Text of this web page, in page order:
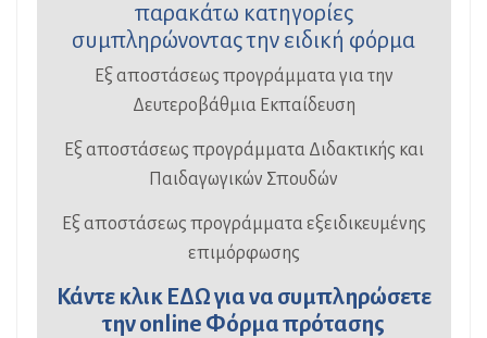
παρακάτω κατηγορίες
συμπληρώνοντας την ειδική φόρμα
Εξ αποστάσεως προγράμματα για την
Δευτεροβάθμια Εκπαίδευση
Εξ αποστάσεως προγράμματα Διδακτικής και
Παιδαγωγικών Σπουδών
Εξ αποστάσεως προγράμματα εξειδικευμένης
επιμόρφωσης
Κάντε κλικ ΕΔΩγια να συμπληρώσετε
την online Φόρμα πρότασης